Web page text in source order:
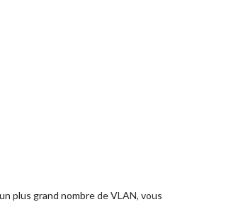
plus grand nombre de VLAN, vous